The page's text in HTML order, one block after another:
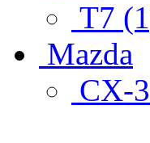
T7
Mazda
CX-